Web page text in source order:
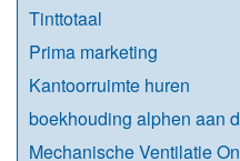
Tinttotaal
Prima marketing
Kantoorruimte huren
boekhouding alphen aan
Mechanische Ventilatie